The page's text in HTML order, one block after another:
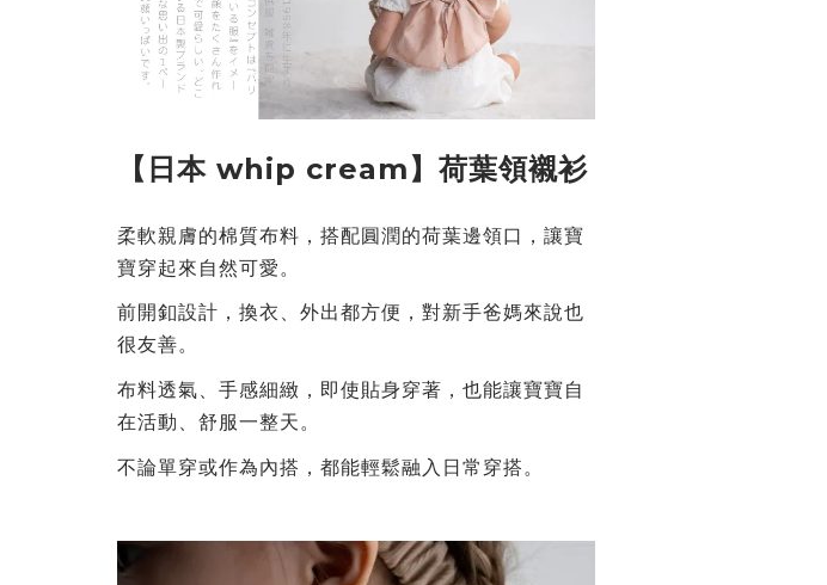
【日本 whip cream】荷葉領襯衫
柔軟親膚的棉質布料，搭配圓潤的荷葉邊領口，讓寶
寶穿起來自然可愛。
前開釦設計，換衣、外出都方便，對新手爸媽來說也
很友善。
布料透氣、手感細緻，即使貼身穿著，也能讓寶寶自
在活動、舒服一整天。
不論單穿或作為內搭，都能輕鬆融入日常穿搭。